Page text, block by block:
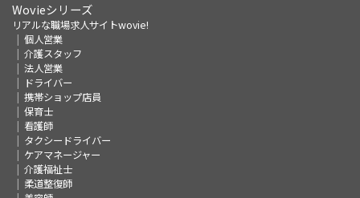
Wovieシリーズ
リアルな職場求人サイトwovie!
個人営業
介護スタッフ
法人営業
ドライバー
携帯ショップ店員
保育士
看護師
タクシードライバー
ケアマネージャー
介護福祉士
柔道整復師